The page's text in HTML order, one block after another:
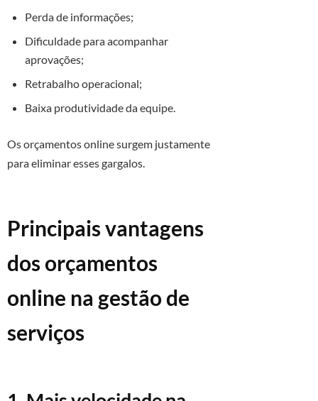
Perda de informações;
Dificuldade para acompanhar
aprovações;
Retrabalho operacional;
Baixa produtividade da equipe.
Os orçamentos online surgem justamente
para eliminar esses gargalos.
Principais vantagens
dos orçamentos
online na gestão de
serviços